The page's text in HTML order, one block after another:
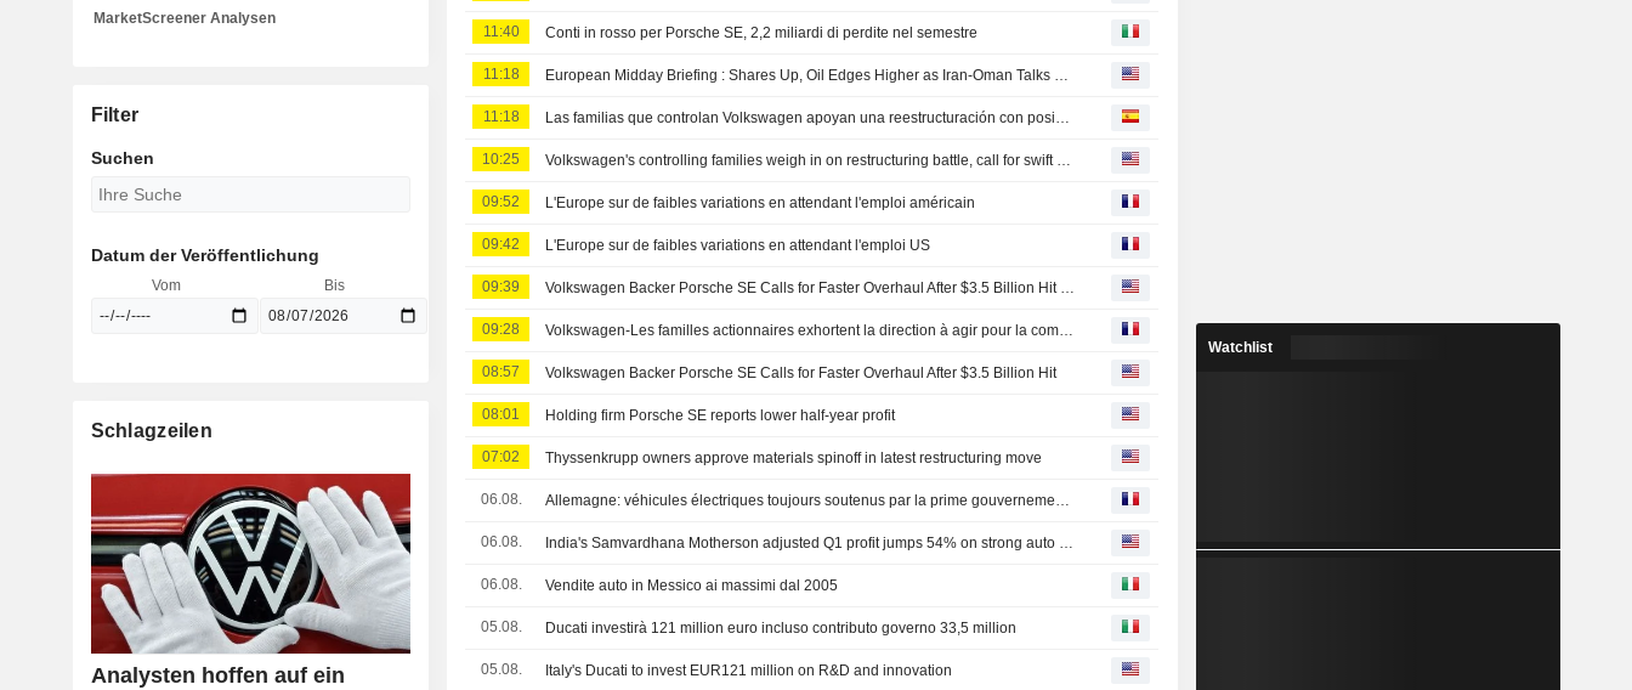
11:40 Conti in rosso per Porsche SE, 2,2 miliardi di perdite nel semestre
11:18 European Midday Briefing : Shares Up, Oil Edges Higher as Iran-Oman Talks Remain in Focus
11:18 Las familias que controlan Volkswagen apoyan una reestructuración con posibles despidos masivos
10:25 Volkswagen's controlling families weigh in on restructuring battle, call for swift action
09:52 L'Europe sur de faibles variations en attendant l'emploi américain
09:42 L'Europe sur de faibles variations en attendant l'emploi US
09:39 Volkswagen Backer Porsche SE Calls for Faster Overhaul After $3.5 Billion Hit -- Update
09:28 Volkswagen-Les familles actionnaires exhortent la direction à agir pour la compétitivité
08:57 Volkswagen Backer Porsche SE Calls for Faster Overhaul After $3.5 Billion Hit
08:01 Holding firm Porsche SE reports lower half-year profit
07:02 Thyssenkrupp owners approve materials spinoff in latest restructuring move
06.08. Allemagne: véhicules électriques toujours soutenus par la prime gouvernementale
06.08. India's Samvardhana Motherson adjusted Q1 profit jumps 54% on strong auto parts demand
06.08. Vendite auto in Messico ai massimi dal 2005
05.08. Ducati investirà 121 million euro incluso contributo governo 33,5 million
05.08. Italy's Ducati to invest EUR121 million on R&D and innovation
MarketScreener Analysen
Filter
Suchen
Datum der Veröffentlichung
Vom Bis
Schlagzeilen
Analysten hoffen auf ein
Watchlist